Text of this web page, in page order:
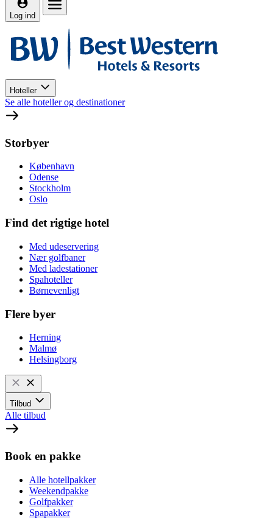
Log ind
Hoteller
Se alle hoteller og destinationer
Storbyer
København
Odense
Stockholm
Oslo
Find det rigtige hotel
Med udeservering
Nær golfbaner
Med ladestationer
Spahoteller
Børnevenligt
Flere byer
Herning
Malmø
Helsingborg
Tilbud
Alle tilbud
Book en pakke
Alle hotellpakker
Weekendpakke
Golfpakker
Spapakker